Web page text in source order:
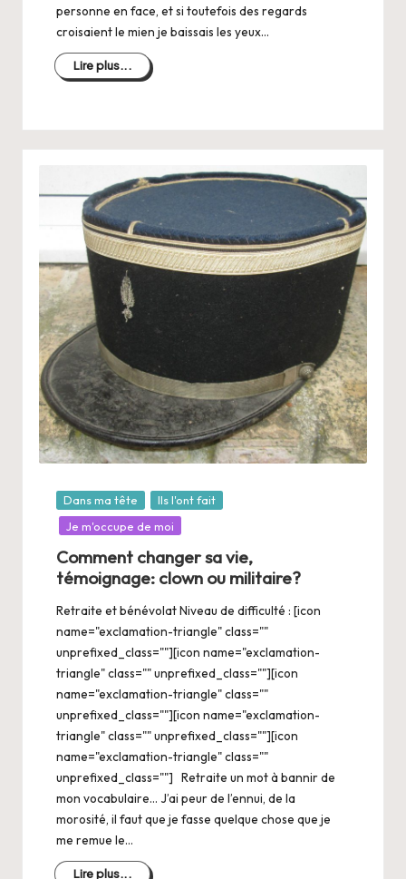
personne en face, et si toutefois des regards
croisaient le mien je baissais les yeux…
Lire plus...
Posté
dans
Dans ma tête
Ils l'ont fait
Je m'occupe de moi
Comment changer sa vie,
témoignage: clown ou militaire?
Retraite et bénévolat Niveau de difficulté : [icon
name="exclamation-triangle" class=""
unprefixed_class=""][icon name="exclamation-
triangle" class="" unprefixed_class=""][icon
name="exclamation-triangle" class=""
unprefixed_class=""][icon name="exclamation-
triangle" class="" unprefixed_class=""][icon
name="exclamation-triangle" class=""
unprefixed_class=""] Retraite un mot à bannir de
mon vocabulaire… J’ai peur de l’ennui, de la
morosité, il faut que je fasse quelque chose que je
me remue le…
Lire plus...